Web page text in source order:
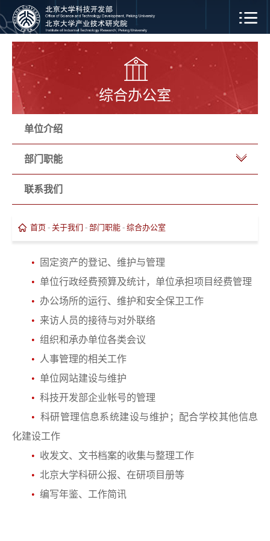
综合办公室
单位介绍
部门职能
联系我们
首页 - 关于我们 - 部门职能 - 综合办公室
• 固定资产的登记、维护与管理
• 单位行政经费预算及统计，单位承担项目经费管理
• 办公场所的运行、维护和安全保卫工作
• 来访人员的接待与对外联络
• 组织和承办单位各类会议
• 人事管理的相关工作
• 单位网站建设与维护
• 科技开发部企业帐号的管理
• 科研管理信息系统建设与维护；配合学校其他信息
化建设工作
• 收发文、文书档案的收集与整理工作
• 北京大学科研公报、在研项目册等
• 编写年鉴、工作简讯